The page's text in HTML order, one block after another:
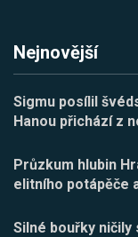
Nejnovější
Sigmu posílil
Hanou přichází z
Průzkum hlubin
elitního potápěče
Silné bouřky